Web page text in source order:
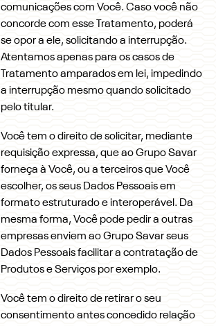
comunicações com Você. Caso você não
concorde com esse Tratamento, poderá
se opor a ele, solicitando a interrupção.
Atentamos apenas para os casos de
Tratamento amparados em lei, impedindo
a interrupção mesmo quando solicitado
pelo titular.
Você tem o direito de solicitar, mediante
requisição expressa, que ao Grupo Savar
forneça à Você, ou a terceiros que Você
escolher, os seus Dados Pessoais em
formato estruturado e interoperável. Da
mesma forma, Você pode pedir a outras
empresas enviem ao Grupo Savar seus
Dados Pessoais facilitar a contratação de
Produtos e Serviços por exemplo.
Você tem o direito de retirar o seu
consentimento antes concedido relação